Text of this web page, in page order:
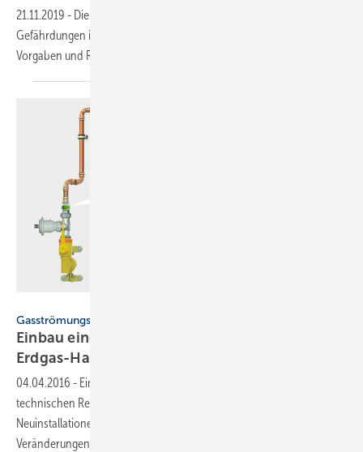
21.11.2019 - Die Absicherung gegen Beeinträchtigungen oder
Gefährdungen ist wesentlich für die Trinkwasserhygiene. Diese ­
Vorgaben und Regeln sind zu
Gasströmungswächter
Einbau eines Strömungswächters in der
Erdgas-Hausinstallation
04.04.2016 - Einbaupflicht für Gasströmungswächter? Nach den
technischen Regeln für Gasinstallationen (TRGI) müssen sie bei
Neuinstallationen von Gasleitungsanlagen sowie gravierenden
Veränderungen an bestehenden Anlagen eingesetzt